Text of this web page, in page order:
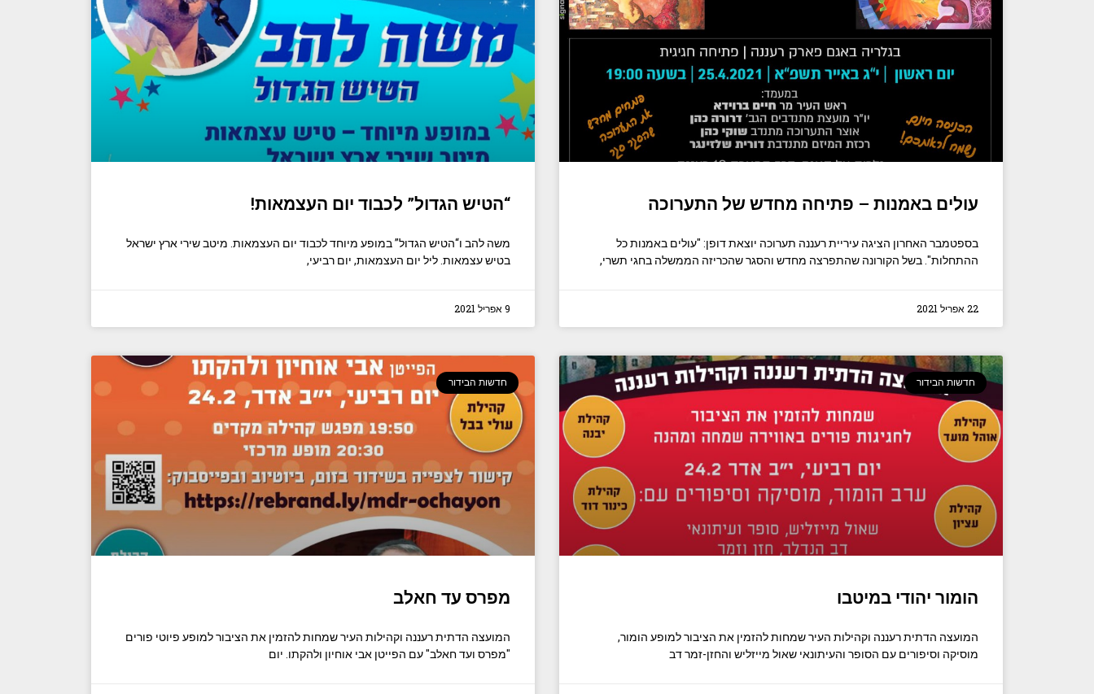
עולים באמנות – פתיחה מחדש של התערוכה
בספטמבר האחרון הציגה עיריית רעננה תערוכה יוצאת דופן: "עולים באמנות כל
ההתחלות". בשל הקורונה שהתפרצה מחדש והסגר שהכריזה הממשלה בחגי תשרי,
22 אפריל 2021
“הטיש הגדול” לכבוד יום העצמאות!
משה להב ו“הטיש הגדול” במופע מיוחד לכבוד יום העצמאות. מיטב שירי ארץ ישראל
בטיש עצמאות. ליל יום העצמאות, יום רביעי,
9 אפריל 2021
חדשות הבידור
הומור יהודי במיטבו
המועצה הדתית רעננה וקהילות העיר שמחות להזמין את הציבור למופע הומור,
מוסיקה וסיפורים עם הסופר והעיתונאי שאול מייזליש והחזן-זמר דב
חדשות הבידור
מפרס עד חאלב
המועצה הדתית רעננה וקהילות העיר שמחות להזמין את הציבור למופע פיוטי פורים
"מפרס ועד חאלב" עם הפייטן אבי אוחיון ולהקתו. יום